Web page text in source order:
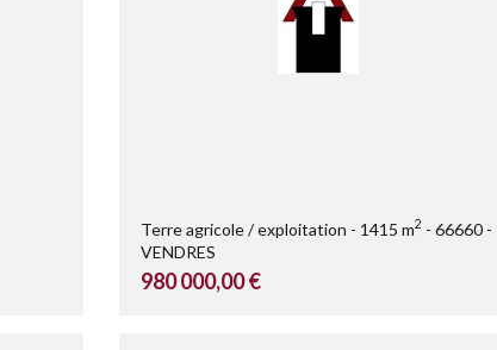
Terre agricole / exploitation 1415 m2
66660
VENDRES
980 000,00 €